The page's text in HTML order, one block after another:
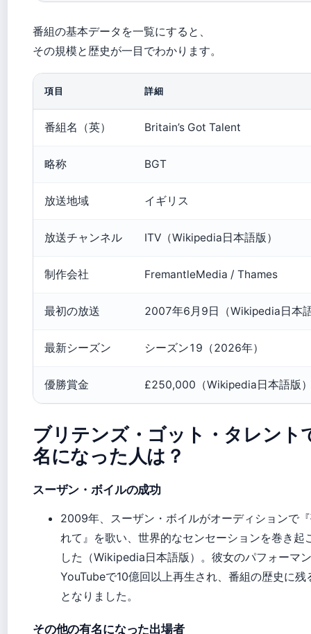
番組の基本データを一覧にすると、
その規模と歴史が一目でわかります。
項目 詳細
番組名（英） Britain’s Got Talent
略称 BGT
放送地域 イギリス
放送チャンネル ITV（Wikipedia日本語版）
制作会社 FremantleMedia / Thames
最初の放送 2007年6月9日（Wikipedia日本
最新シーズン シーズン19（2026年）
優勝賞金 £250,000（Wikipedia日本語版
ブリテンズ・ゴット・タレント
名になった人は？
スーザン・ボイルの成功
2009年、スーザン・ボイルがオーディションで
れて』を歌い、世界的なセンセーションを巻き起
した（Wikipedia日本語版）。彼女のパフォーマ
YouTubeで10億回以上再生され、番組の歴史に残
となりました。
その他の有名になった出場者